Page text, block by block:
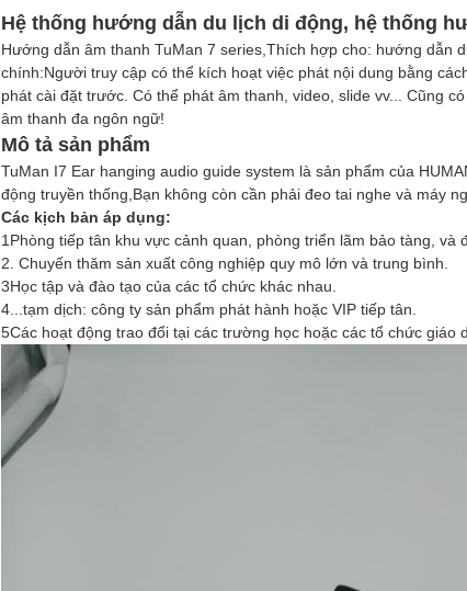
Hệ thống hướng dẫn du lịch di động, hệ thống
Hướng dẫn âm thanh TuMan 7 series,Thích hợp cho: hướng dẫn
chính:Người truy cập có thể kích hoạt việc phát nội dung bằng
phát cài đặt trước. Có thể phát âm thanh, video, slide vv... Cũng
âm thanh đa ngôn ngữ!
Mô tả sản phẩm
TuMan I7 Ear hanging audio guide system là sản phẩm của
động truyền thống,Bạn không còn cần phải đeo tai nghe và máy
Các kịch bản áp dụng:
1Phòng tiếp tân khu vực cảnh quan, phòng triển lãm bảo tàng, và
2. Chuyến thăm sản xuất công nghiệp quy mô lớn và trung bình.
3Học tập và đào tạo của các tổ chức khác nhau.
4...tạm dịch: công ty sản phẩm phát hành hoặc VIP tiếp tân.
5Các hoạt động trao đổi tại các trường học hoặc các tổ chức giáo